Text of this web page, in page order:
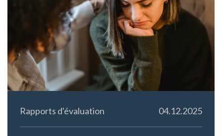
Rapports d'évaluation 04.12.2025